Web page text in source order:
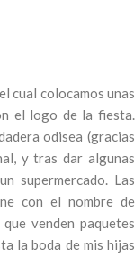
cual colocamos unas
el logo de la fiesta.
odisea (gracias
y tras dar algunas
supermercado. Las
con el nombre de
venden paquetes
la boda de mis hijas